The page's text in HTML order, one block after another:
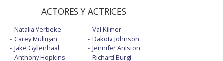
ACTORES Y ACTRICES
Natalia Verbeke
Carey Mulligan
Jake Gyllenhaal
Anthony Hopkins
Val Kilmer
Dakota Johnson
Jennifer Aniston
Richard Burgi